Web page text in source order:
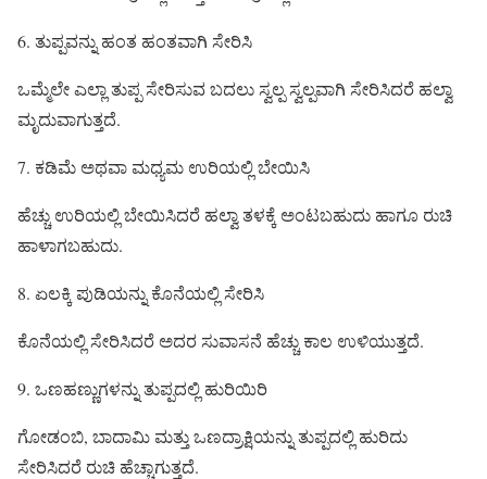
6. ತುಪ್ಪವನ್ನು ಹಂತ ಹಂತವಾಗಿ ಸೇರಿಸಿ
ಒಮ್ಮೆಲೇ ಎಲ್ಲಾ ತುಪ್ಪ ಸೇರಿಸುವ ಬದಲು ಸ್ವಲ್ಪ ಸ್ವಲ್ಪವಾಗಿ ಸೇರಿಸಿದರೆ ಹಲ್ವಾ
ಮೃದುವಾಗುತ್ತದೆ.
7. ಕಡಿಮೆ ಅಥವಾ ಮಧ್ಯಮ ಉರಿಯಲ್ಲಿ ಬೇಯಿಸಿ
ಹೆಚ್ಚು ಉರಿಯಲ್ಲಿ ಬೇಯಿಸಿದರೆ ಹಲ್ವಾ ತಳಕ್ಕೆ ಅಂಟಬಹುದು ಹಾಗೂ ರುಚಿ
ಹಾಳಾಗಬಹುದು.
8. ಏಲಕ್ಕಿ ಪುಡಿಯನ್ನು ಕೊನೆಯಲ್ಲಿ ಸೇರಿಸಿ
ಕೊನೆಯಲ್ಲಿ ಸೇರಿಸಿದರೆ ಅದರ ಸುವಾಸನೆ ಹೆಚ್ಚು ಕಾಲ ಉಳಿಯುತ್ತದೆ.
9. ಒಣಹಣ್ಣುಗಳನ್ನು ತುಪ್ಪದಲ್ಲಿ ಹುರಿಯಿರಿ
ಗೋಡಂಬಿ, ಬಾದಾಮಿ ಮತ್ತು ಒಣದ್ರಾಕ್ಷಿಯನ್ನು ತುಪ್ಪದಲ್ಲಿ ಹುರಿದು
ಸೇರಿಸಿದರೆ ರುಚಿ ಹೆಚ್ಚಾಗುತ್ತದೆ.